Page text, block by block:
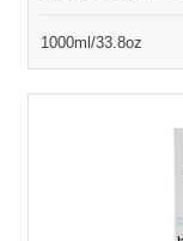
vyživovaný Vegan,
1000ml/33.8oz